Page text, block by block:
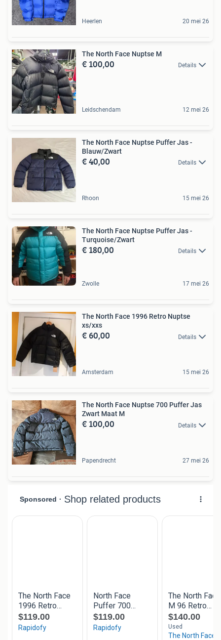
Heerlen 20 mei 26
The North Face Nuptse M
€ 100,00 Details
Leidschendam 12 mei 26
The North Face Nuptse Puffer Jas -
Blauw/Zwart
€ 40,00 Details
Rhoon 15 mei 26
The North Face Nuptse Puffer Jas -
Turquoise/Zwart
€ 180,00 Details
Zwolle 17 mei 26
The North Face 1996 Retro Nuptse
xs/xxs
€ 60,00 Details
Amsterdam 15 mei 26
The North Face Nuptse 700 Puffer Jas
Zwart Maat M
€ 100,00 Details
Papendrecht 27 mei 26